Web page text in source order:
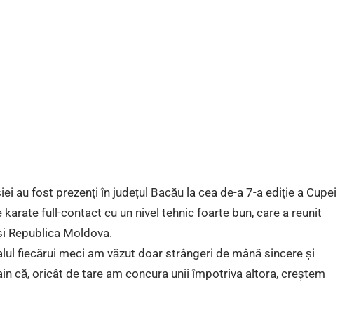
au fost prezenți în județul Bacău la cea de-a 7-a ediție a Cupei
karate full-contact cu un nivel tehnic foarte bun, care a reunit
Republica Moldova.
fiecărui meci am văzut doar strângeri de mână sincere și
că, oricât de tare am concura unii împotriva altora, creștem